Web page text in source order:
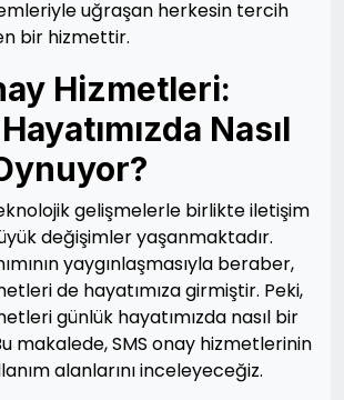
uğraşan herkesin tercih
bir hizmettir.
Hizmetleri:
Nasıl
gelişmelerle birlikte iletişim
değişimler yaşanmaktadır.
yaygınlaşmasıyla beraber,
de hayatımıza girmiştir. Peki,
günlük hayatımızda nasıl bir
makalede, SMS onay hizmetlerinin
alanlarını inceleyeceğiz.